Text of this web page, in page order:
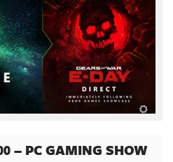
– PC GAMING SHOW